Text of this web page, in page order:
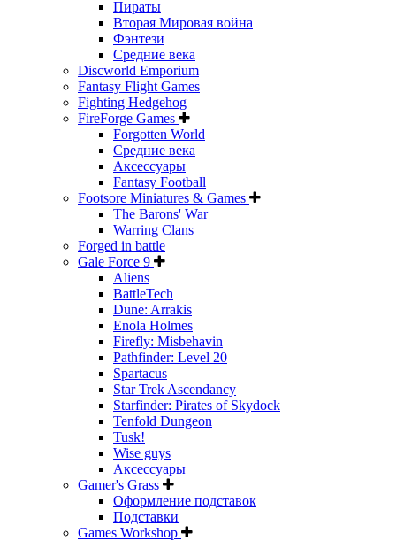
Пираты
Вторая Мировая война
Фэнтези
Средние века
Discworld Emporium
Fantasy Flight Games
Fighting Hedgehog
FireForge Games
Forgotten World
Средние века
Аксессуары
Fantasy Football
Footsore Miniatures & Games
The Barons' War
Warring Clans
Forged in battle
Gale Force 9
Aliens
BattleTech
Dune: Arrakis
Enola Holmes
Firefly: Misbehavin
Pathfinder: Level 20
Spartacus
Star Trek Ascendancy
Starfinder: Pirates of Skydock
Tenfold Dungeon
Tusk!
Wise guys
Аксессуары
Gamer's Grass
Оформление подставок
Подставки
Games Workshop